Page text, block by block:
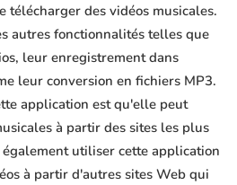
télécharger des vidéos musicales.
autres fonctionnalités telles que
leur enregistrement dans
leur conversion en fichiers MP3.
application est qu'elle peut
à partir des sites les plus
utiliser cette application
à partir d'autres sites Web qui